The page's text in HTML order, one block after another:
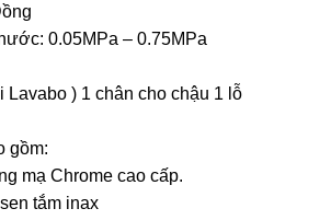
0.05MPa – 0.75MPa
Lavabo ) 1 chân cho chậu 1 lỗ
gồm:
mạ Chrome cao cấp.
tắm inax